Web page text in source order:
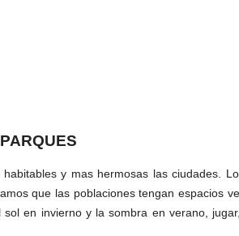
y mas hermosas las ciudades.
que las poblaciones tengan espacios
en invierno y la sombra en verano,